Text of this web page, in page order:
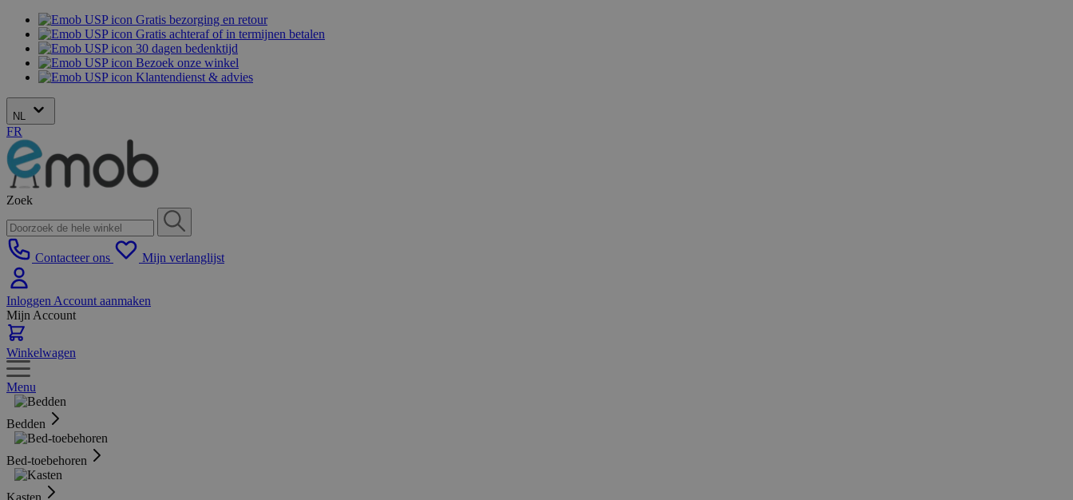
Gratis bezorging en retour
Gratis achteraf of in termijnen betalen
30 dagen bedenktijd
Bezoek onze winkel
Klantendienst & advies
NL
FR
Zoek
Contacteer ons Mijn verlanglijst
Inloggen Account aanmaken
Mijn Account
Winkelwagen
Menu
Bedden
Bed-toebehoren
Kasten